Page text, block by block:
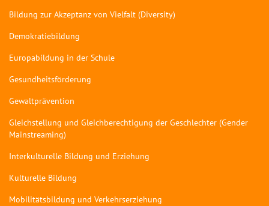
Bildung zur Akzeptanz von Vielfalt (Diversity)
Demokratiebildung
Europabildung in der Schule
Gesundheitsförderung
Gewaltprävention
Gleichstellung und Gleichberechtigung der Geschlechter (Gender
Mainstreaming)
Interkulturelle Bildung und Erziehung
Kulturelle Bildung
Mobilitätsbildung und Verkehrserziehung